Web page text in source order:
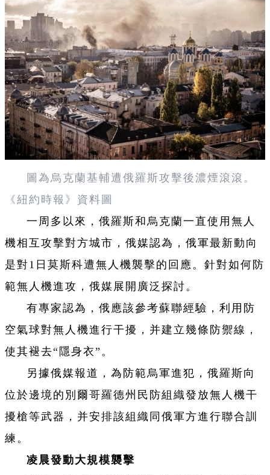
圖為烏克蘭基輔遭俄羅斯攻擊後濃煙滾滾。
《紐約時報》資料圖
一周多以來，俄羅斯和烏克蘭一直使用無人
機相互攻擊對方城市，俄媒認為，俄軍最新動向
是對1日莫斯科遭無人機襲擊的回應。針對如何防
範無人機進攻，俄媒展開廣泛探討。
有專家認為，俄應該參考蘇聯經驗，利用防
空氣球對無人機進行干擾，并建立幾條防禦線，
使其褪去“隱身衣”。
另據俄媒報道，為防範烏軍進犯，俄羅斯向
位於邊境的別爾哥羅德州民防組織發放無人機干
擾槍等武器，并安排該組織同俄軍方進行聯合訓
練。
凌晨發動大規模襲擊